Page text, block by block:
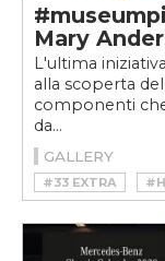
Mary
L'ultima
alla scoperta
componenti
da...
GALLERY
#33 EXTRA
#MARY
#MERCEDES
#TERGICRISTALLO